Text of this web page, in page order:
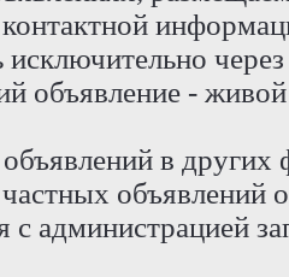
исключительно
объявление -
в
объявлений
с администрацией